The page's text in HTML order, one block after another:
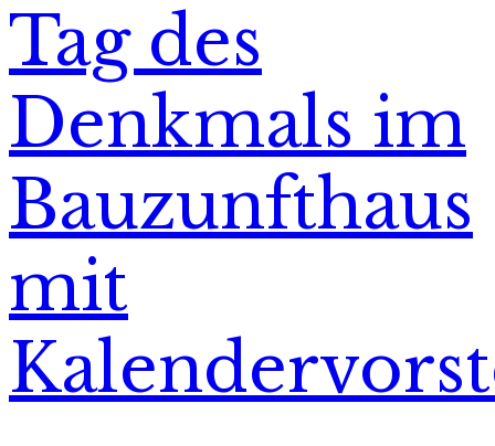
Tag des
Denkmals im
Bauzunfthaus
mit